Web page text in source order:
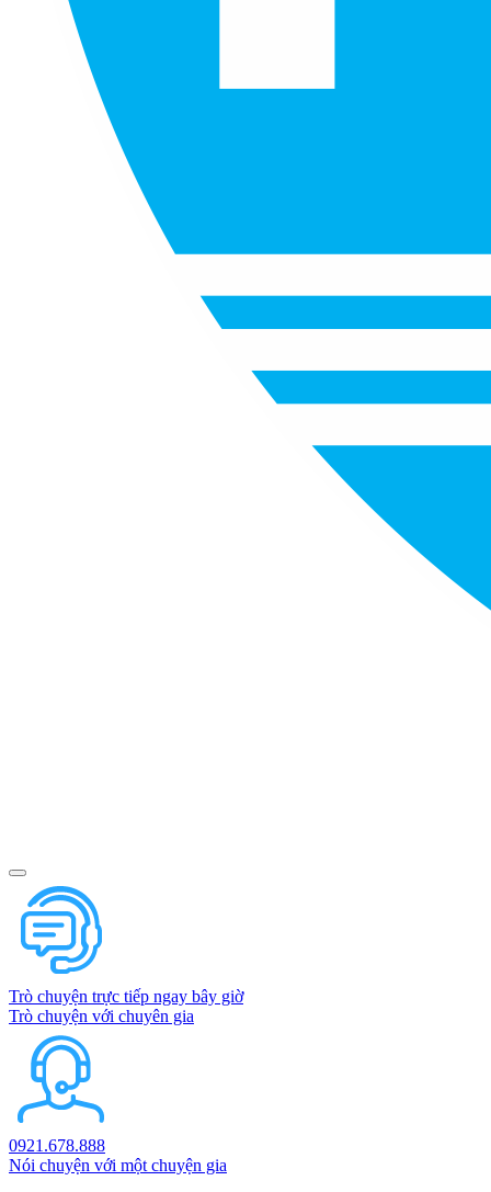
Trò chuyện trực tiếp ngay bây giờ
Trò chuyện với chuyên gia
0921.678.888
Nói chuyện với một chuyện gia